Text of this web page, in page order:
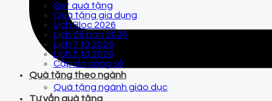
Set quà tặng
Quà tặng gia dụng
Lịch Bloc 2026
Lịch để bàn 2026
Lịch 7 tờ 2026
Lịch 5 tờ 2026
Cặp da công sở
Quà tặng theo ngành
Quà tặng ngành giáo dục
Tư vấn quà tặng